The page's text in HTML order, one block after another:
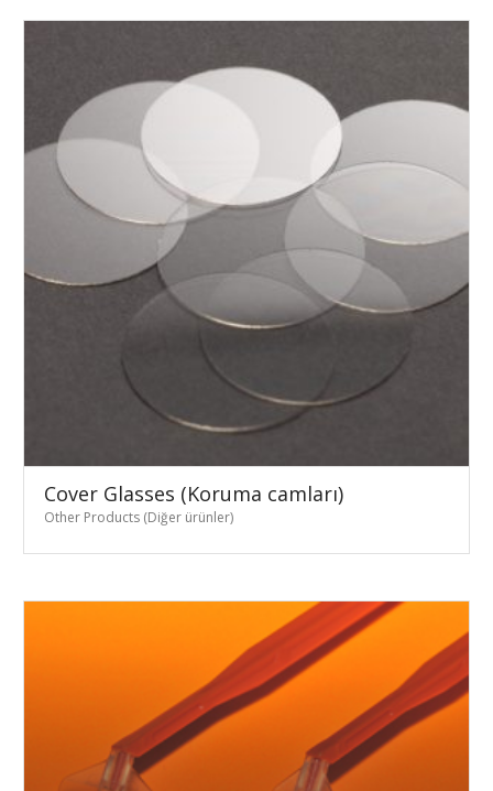
Cover Glasses (Koruma camları)
Other Products (Diğer ürünler)